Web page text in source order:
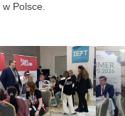
Polsce.